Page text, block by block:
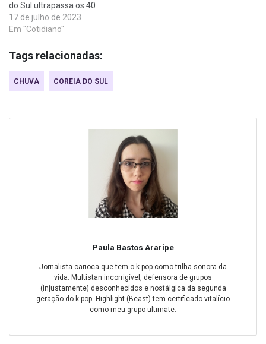
do Sul ultrapassa os 40
17 de julho de 2023
Em "Cotidiano"
Tags relacionadas:
CHUVA COREIA DO SUL
Paula Bastos Araripe
Jornalista carioca que tem o k-pop como trilha sonora da
vida. Multistan incorrigível, defensora de grupos
(injustamente) desconhecidos e nostálgica da segunda
geração do k-pop. Highlight (Beast) tem certificado vitalício
como meu grupo ultimate.